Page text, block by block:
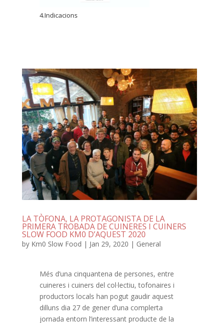
4.Indicacions
LA TÒFONA, LA PROTAGONISTA DE LA
PRIMERA TROBADA DE CUINERES I CUINERS
SLOW FOOD KM0 D’AQUEST 2020
by Km0 Slow Food | Jan 29, 2020 | General
Més d’una cinquantena de persones, entre
cuineres i cuiners del col·lectiu, tofonaires i
productors locals han pogut gaudir aquest
dilluns dia 27 de gener d’una complerta
jornada entorn l’interessant producte de la